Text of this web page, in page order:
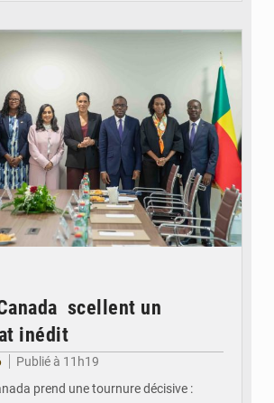
scellent un
inédit
Publié à 11h19
prend une tournure décisive :